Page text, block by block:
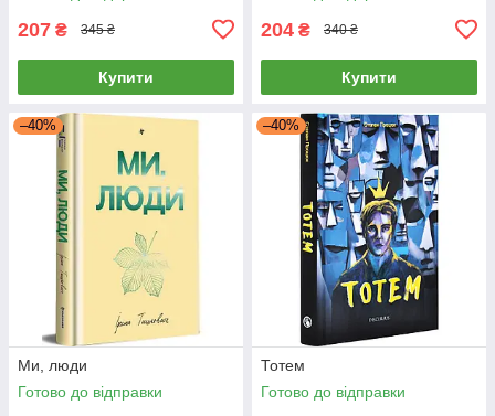
207 ₴ 345 ₴
Купити
204 ₴ 340 ₴
Купити
–40%
Ми, люди
Готово до відправки
–40%
Тотем
Готово до відправки